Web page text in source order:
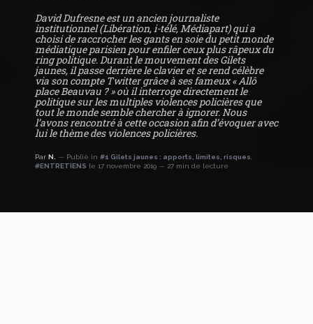
David Dufresne est un ancien journaliste
institutionnel (Libération, i-télé, Médiapart) qui a
choisi de raccrocher les gants en soie du petit monde
médiatique parisien pour enfiler ceux plus râpeux du
ring politique.Durant le mouvement des Gilets
jaunes, il passe derrière le clavier et se rend célèbre
via son compte Twitter grâce à ses fameux « Allô
place Beauvau ? » où il interroge directement le
politique sur les multiples violences policières que
tout le monde semble chercher à ignorer.Nous
l’avons rencontré à cette occasion afin d’évoquer avec
lui le thème des violences policières.
Par N. Publié in #1 Gilets jaunes : apports, limites, risques
#ENTRETIENS le 17 novembre 2019 27 min de lecture